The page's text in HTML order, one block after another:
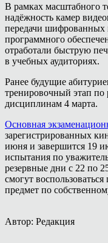
В рамках масштабного
надёжность камер
передачи шифрованных
программного
отработали быструю
в учебных аудиториях.
Ранее будущие
тренировочный этап по
дисциплинам 4 марта.
Основная
зарегистрированных
июня и завершится 19
испытания по
резервные дни с 22 по
смогут
предмет по
Автор: Редакция